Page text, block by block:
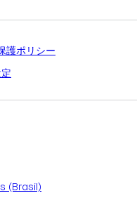
護ポリシー
(Brasil)